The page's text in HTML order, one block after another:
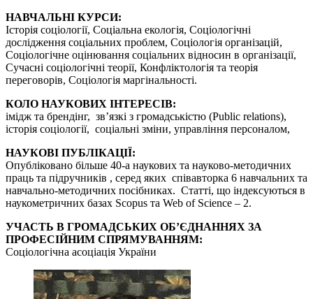
НАВЧАЛЬНІ КУРСИ:
Історія соціології, Соціальна екологія, Соціологічні
дослідження соціальних проблем, Соціологія організацій,
Соціологічне оцінювання соціальних відносин в організації,
Сучасні соціологічні теорії, Конфліктологія та теорія
переговорів, Соціологія маргінальності.
КОЛО НАУКОВИХ ІНТЕРЕСІВ:
імідж та брендінг, зв’язкі з громадськістю (Public relations),
історія соціології, соціальні зміни, управління персоналом,
НАУКОВІ ПУБЛІКАЦІЇ:
Опубліковано більше 40-а наукових та науково-методичних
праць та підручників , серед яких співавторка 6 навчальних та
навчально-методичних посібниках. Статті, що індексуються в
наукометричних базах Scopus та Web of Science – 2.
УЧАСТЬ В ГРОМАДСЬКИХ ОБ’ЄДНАННЯХ ЗА
ПРОФЕСІЙНИМ СПРЯМУВАННЯМ:
Соціологічна асоціація України